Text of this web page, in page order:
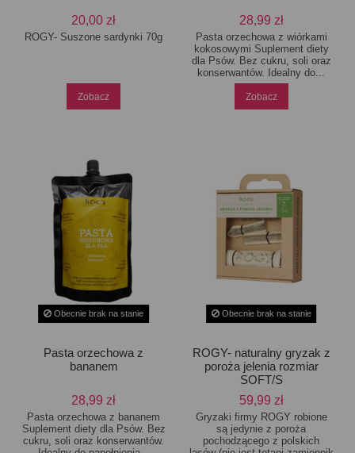
20,00 zł
ROGY- Suszone sardynki 70g
Zobacz
28,99 zł
Pasta orzechowa z wiórkami
kokosowymi Suplement diety
dla Psów. Bez cukru, soli oraz
konserwantów. Idealny do...
Zobacz
Obecnie brak na stanie
Pasta orzechowa z
bananem
28,99 zł
Pasta orzechowa z bananem
Suplement diety dla Psów. Bez
cukru, soli oraz konserwantów.
Obecnie brak na stanie
ROGY- naturalny gryzak z
poroża jelenia rozmiar
SOFT/S
59,99 zł
Gryzaki firmy ROGY robione
są jedynie z poroża
pochodzącego z polskich